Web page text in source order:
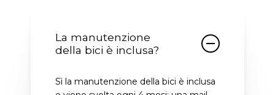
La manutenzione
della bici è inclusa?
Sì la manutenzione della bici è inclusa